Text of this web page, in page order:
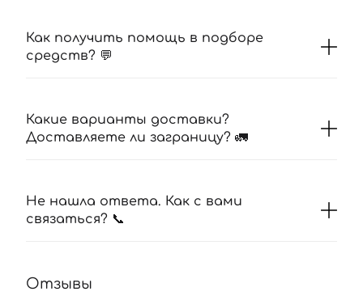
Как получить помощь в подборе
средств? 💬
Какие варианты доставки?
Доставляете ли заграницу? 🚛
Не нашла ответа. Как с вами
связаться? 📞
Отзывы